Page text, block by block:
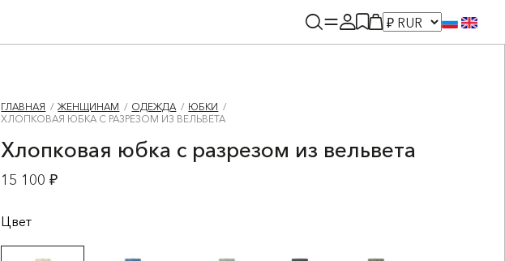
ГЛАВНАЯ ЖЕНЩИНАМ ОДЕЖДА
ЮБКИ
ХЛОПКОВАЯ ЮБКА С РАЗРЕЗОМ ИЗ ВЕЛЬВЕТА
Хлопковая юбка с разрезом из вельвета
15 100 ₽
Цвет